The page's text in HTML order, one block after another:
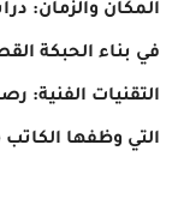
المكان والزمان:
في بناء الحبكة
التقنيات الفنية:
التي وظفها